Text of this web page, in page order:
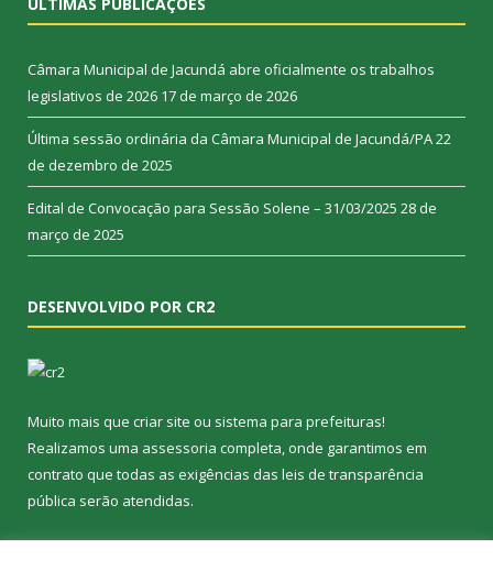
ÚLTIMAS PUBLICAÇÕES
Câmara Municipal de Jacundá abre oficialmente os trabalhos
legislativos de 2026 17 de março de 2026
Última sessão ordinária da Câmara Municipal de Jacundá/PA22
de dezembro de 2025
Edital de Convocação para Sessão Solene – 31/03/2025 28 de
março de 2025
DESENVOLVIDO POR CR2
Muito mais que criar site ou sistema para prefeituras!
Realizamos uma assessoria completa, onde garantimos em
contrato que todas as exigências das leis de transparência
pública serão atendidas.